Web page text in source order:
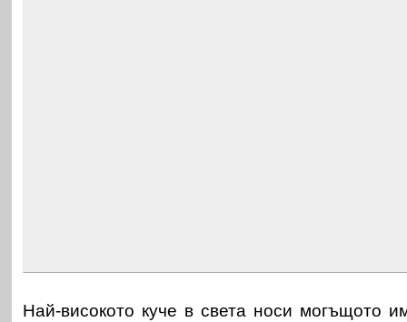
Най-високото куче в света носи могъщото